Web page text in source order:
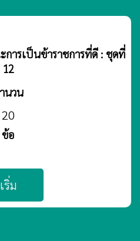
ารเป็นข้าราชการที่ดี : ชุดที่
12
นวน
20
ข้อ
เริ่ม